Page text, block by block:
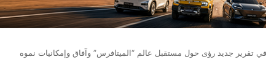
تقرير جديد رؤى حول مستقبل عالم “الميتافرس” وآفاق وإمكانيات نموه